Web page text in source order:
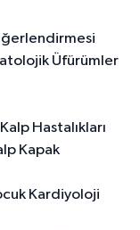
Üfürümler
Hastalıkları
Kapak
Kardiyoloji